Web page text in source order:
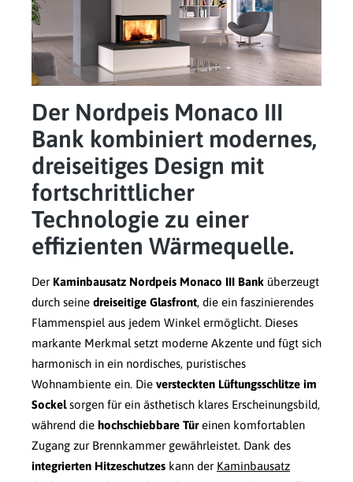
Der Nordpeis Monaco III
Bank kombiniert modernes,
dreiseitiges Design mit
fortschrittlicher
Technologie zu einer
effizienten Wärmequelle.
Der Kaminbausatz Nordpeis Monaco III Bank überzeugt
durch seine dreiseitige Glasfront, die ein faszinierendes
Flammenspiel aus jedem Winkel ermöglicht. Dieses
markante Merkmal setzt moderne Akzente und fügt sich
harmonisch in ein nordisches, puristisches
Wohnambiente ein. Die versteckten Lüftungsschlitze im
Sockelsorgen für ein ästhetisch klares Erscheinungsbild,
während die hochschiebbare Türeinen komfortablen
Zugang zur Brennkammer gewährleistet. Dank des
integrierten Hitzeschutzes kann der Kaminbausatz